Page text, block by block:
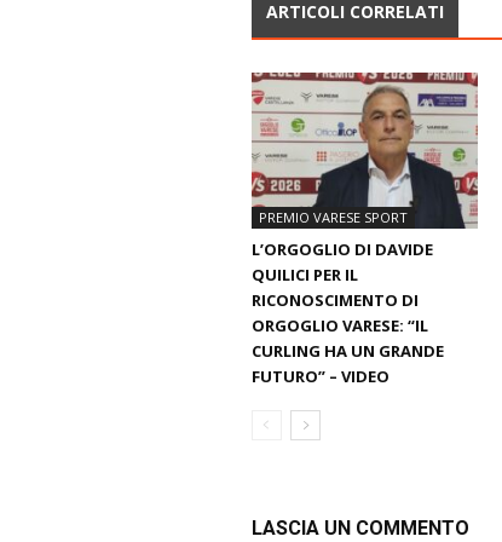
ARTICOLI CORRELATI
PREMIO VARESE SPORT
L’ORGOGLIO DI DAVIDE
QUILICI PER IL
RICONOSCIMENTO DI
ORGOGLIO VARESE: “IL
CURLING HA UN GRANDE
FUTURO” – VIDEO
LASCIA UN COMMENTO